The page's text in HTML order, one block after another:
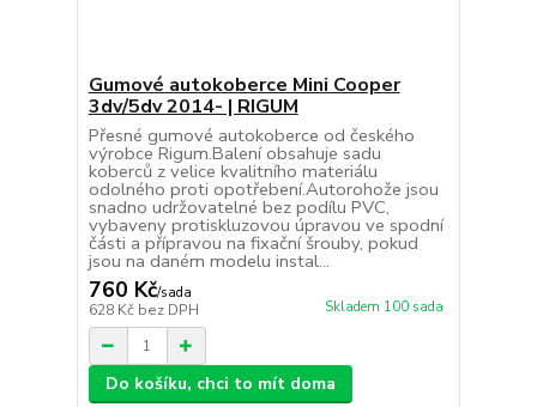
Gumové autokoberce Mini Cooper
3dv/5dv 2014- | RIGUM
Přesné gumové autokoberce od českého
výrobce Rigum.Balení obsahuje sadu
koberců z velice kvalitního materiálu
odolného proti opotřebení.Autorohože jsou
snadno udržovatelné bez podílu PVC,
vybaveny protiskluzovou úpravou ve spodní
části a přípravou na fixační šrouby, pokud
jsou na daném modelu instal...
760 Kč/sada
628 Kč bez DPH Skladem 100 sada
Do košíku, chci to mít doma